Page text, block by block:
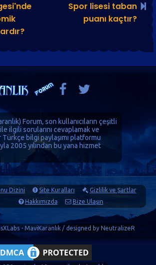
Spor lisesi taban
puanı kaçtır?
) Forum, son kullanıcıların çeşitli
ilgili sorularını cevaplamak ve
Türkçe bilgi paylaşımı platformu
2005 yılından bu yana hizmet
Dizini Site Kuralları
Gizlilik ve Şartlar
Hakkımızda
Bize Ulaşın
- MaviKaranlık / designed by NeutralizeR